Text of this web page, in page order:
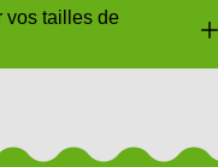
vos tailles de